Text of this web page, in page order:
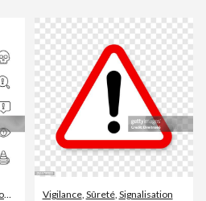
Vigilance, Sûreté, Signalisation